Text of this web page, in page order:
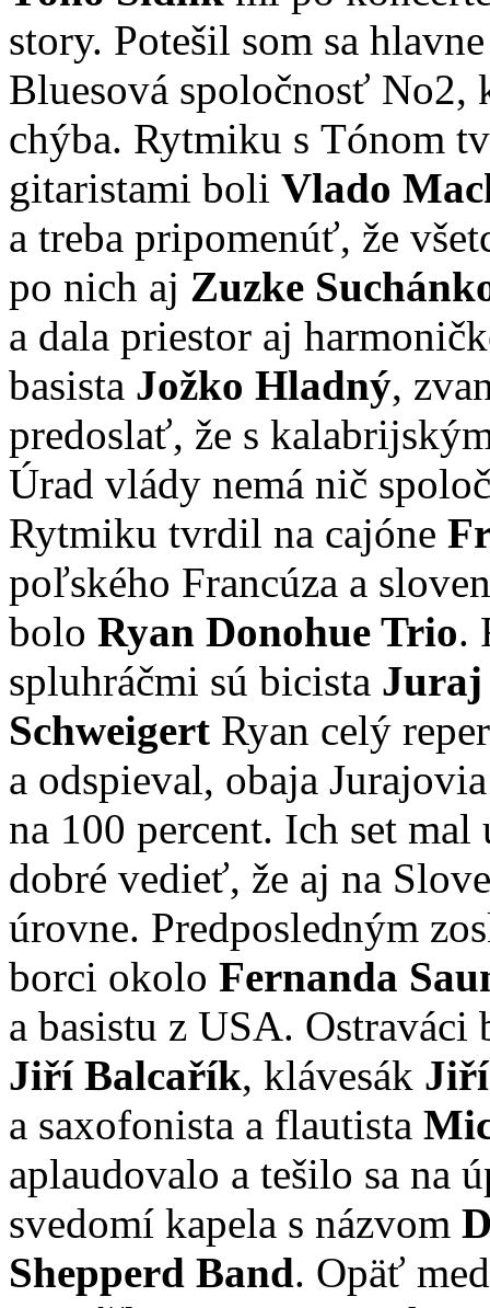
story. Potešil som sa
Bluesová spoločnosť No2,
chýba. Rytmiku s Tónom
gitaristami boli Vlado
a treba pripomenúť, že
po nich aj Zuzke
a dala priestor aj
basista Jožko Hladný,
predoslať, že s
Úrad vlády nemá nič
Rytmiku tvrdil na cajóne
poľského Francúza a
bolo Ryan Donohue Trio.
spluhráčmi sú bicista Juraj
Schweigert Ryan celý
a odspieval, obaja
na 100 percent. Ich set
dobré vedieť, že aj na
úrovne. Predposledným
borci okolo Fernanda
a basistu z USA.
Jiří Balcařík, klávesák
a saxofonista a flautista
aplaudovalo a tešilo sa na
svedomí kapela s názvom
Shepperd Band. Opäť